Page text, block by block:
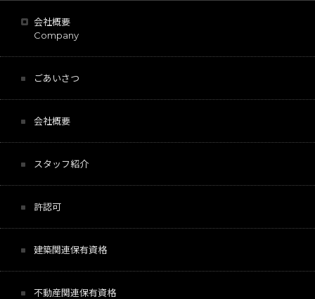
会社概要
Company
ごあいさつ
会社概要
スタッフ紹介
許認可
建築関連保有資格
不動産関連保有資格